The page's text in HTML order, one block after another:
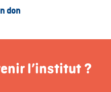
don
l’institut ?